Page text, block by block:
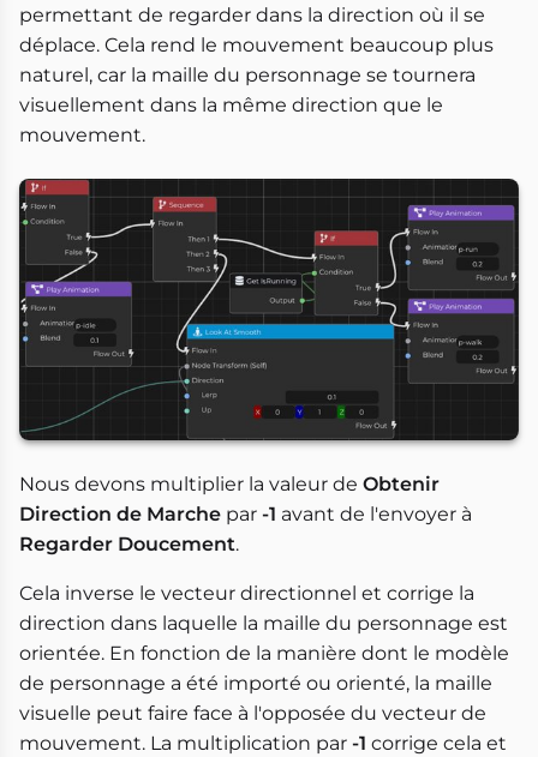
permettant de regarder dans la direction où il se
déplace. Cela rend le mouvement beaucoup plus
naturel, car la maille du personnage se tournera
visuellement dans la même direction que le
mouvement.
Nous devons multiplier la valeur de Obtenir
Direction de Marche par -1 avant de l'envoyer à
Regarder Doucement.
Cela inverse le vecteur directionnel et corrige la
direction dans laquelle la maille du personnage est
orientée. En fonction de la manière dont le modèle
de personnage a été importé ou orienté, la maille
visuelle peut faire face à l'opposée du vecteur de
mouvement. La multiplication par -1 corrige cela et